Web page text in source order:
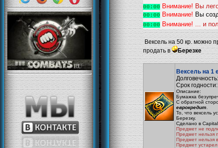
00:00 Внимание! Вы
00:00 Внимание! Вы
00:00 Внимание! ... и
Вексель на 50 кр. можно
продать в
Березке
Вексель на 1
Срок
Описание:
Бумажка
С обратной
еврокредит
То, что вексель
Березку.
Сделано в
Предмет не
Предмет нельзя
Предмет нельзя
Предмет устарел